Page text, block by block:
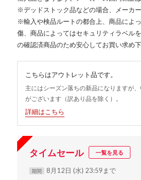
※デッドストック品などの場合、メーカ
※輸入や検品ルートの都合上、商品によ
傷、商品によってはセキュリティラベル
の確認済商品のため安心してお買い求め下
こちらはアウトレット品です。
主にはシーズン落ちの新品になりますが
がございます（訳あり品を除く）。
詳細はこちら
タイムセール 一覧を見る
期間 8月12日 (水) 23:59まで